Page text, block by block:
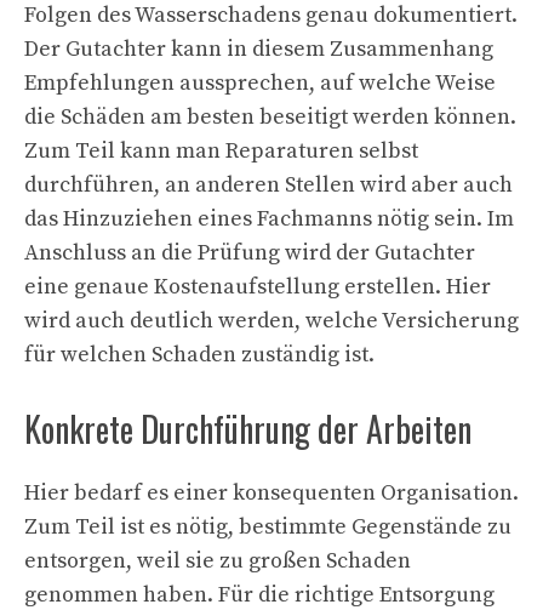
Folgen des Wasserschadens genau dokumentiert.
Der Gutachter kann in diesem Zusammenhang
Empfehlungen aussprechen, auf welche Weise
die Schäden am besten beseitigt werden können.
Zum Teil kann man Reparaturen selbst
durchführen, an anderen Stellen wird aber auch
das Hinzuziehen eines Fachmanns nötig sein. Im
Anschluss an die Prüfung wird der Gutachter
eine genaue Kostenaufstellung erstellen. Hier
wird auch deutlich werden, welche Versicherung
für welchen Schaden zuständig ist.
Konkrete Durchführung der Arbeiten
Hier bedarf es einer konsequenten Organisation.
Zum Teil ist es nötig, bestimmte Gegenstände zu
entsorgen, weil sie zu großen Schaden
genommen haben. Für die richtige Entsorgung